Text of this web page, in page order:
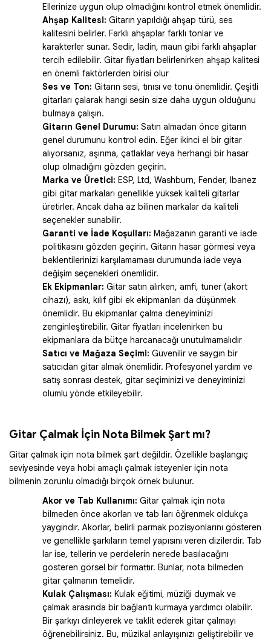
Ellerinize uygun olup olmadığını kontrol etmek önemlidir.
Ahşap Kalitesi: Gitarın yapıldığı ahşap türü, ses
kalitesini belirler. Farklı ahşaplar farklı tonlar ve
karakterler sunar. Sedir, ladin, maun gibi farklı ahşaplar
tercih edilebilir. Gitar fiyatları belirlenirken ahşap kalitesi
en önemli faktörlerden birisi olur
Ses ve Ton: Gitarın sesi, tınısı ve tonu önemlidir. Çeşitli
gitarları çalarak hangi sesin size daha uygun olduğunu
bulmaya çalışın.
Gitarın Genel Durumu: Satın almadan önce gitarın
genel durumunu kontrol edin. Eğer ikinci el bir gitar
alıyorsanız, aşınma, çatlaklar veya herhangi bir hasar
olup olmadığını gözden geçirin.
Marka ve Üretici: ESP, Ltd, Washburn, Fender, Ibanez
gibi gitar markaları genellikle yüksek kaliteli gitarlar
üretirler. Ancak daha az bilinen markalar da kaliteli
seçenekler sunabilir.
Garanti ve İade Koşulları: Mağazanın garanti ve iade
politikasını gözden geçirin. Gitarın hasar görmesi veya
beklentilerinizi karşılamaması durumunda iade veya
değişim seçenekleri önemlidir.
Ek Ekipmanlar: Gitar satın alırken, amfi, tuner (akort
cihazı), askı, kılıf gibi ek ekipmanları da düşünmek
önemlidir. Bu ekipmanlar çalma deneyiminizi
zenginleştirebilir. Gitar fiyatları incelenirken bu
ekipmanlara da bütçe harcanacağı unutulmamalıdır
Satıcı ve Mağaza Seçimi: Güvenilir ve saygın bir
satıcıdan gitar almak önemlidir. Profesyonel yardım ve
satış sonrası destek, gitar seçiminizi ve deneyiminizi
olumlu yönde etkileyebilir.
Gitar Çalmak İçin Nota Bilmek Şart mı?
Gitar çalmak için nota bilmek şart değildir. Özellikle başlangıç
seviyesinde veya hobi amaçlı çalmak isteyenler için nota
bilmenin zorunlu olmadığı birçok örnek bulunur.
Akor ve Tab Kullanımı: Gitar çalmak için nota
bilmeden önce akorları ve tab ları öğrenmek oldukça
yaygındır. Akorlar, belirli parmak pozisyonlarını gösteren
ve genellikle şarkıların temel yapısını veren dizilerdir. Tab
lar ise, tellerin ve perdelerin nerede basılacağını
gösteren görsel bir formattır. Bunlar, nota bilmeden
gitar çalmanın temelidir.
Kulak Çalışması: Kulak eğitimi, müziği duymak ve
çalmak arasında bir bağlantı kurmaya yardımcı olabilir.
Bir şarkıyı dinleyerek ve taklit ederek gitar çalmayı
öğrenebilirsiniz. Bu, müzikal anlayışınızı geliştirebilir ve